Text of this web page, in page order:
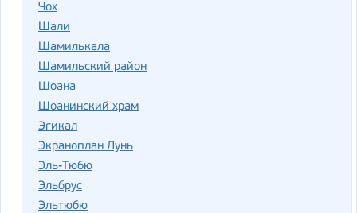
Чох
Шали
Шамилькала
Шамильский район
Шоана
Шоанинский храм
Эгикал
Экраноплан Лунь
Эль-Тюбю
Эльбрус
Эльтюбю